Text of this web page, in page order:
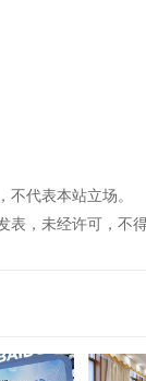
代表本站立场。
，未经许可，不得